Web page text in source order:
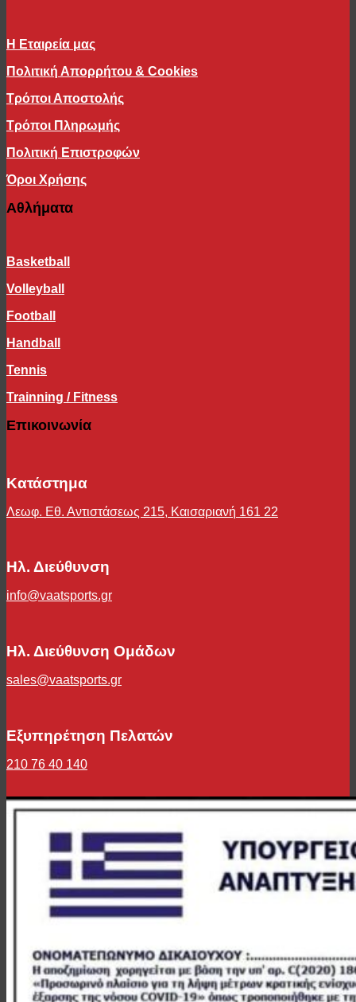
Η Εταιρεία μας
Πολιτική Απορρήτου & Cookies
Τρόποι Αποστολής
Τρόποι Πληρωμής
Πολιτική Επιστροφών
Όροι Χρήσης
Αθλήματα
Basketball
Volleyball
Football
Handball
Tennis
Trainning / Fitness
Επικοινωνία
Κατάστημα
Λεωφ. Εθ. Αντιστάσεως 215, Καισαριανή 161 22
Ηλ. Διεύθυνση
info@vaatsports.gr
Ηλ. Διεύθυνση Ομάδων
sales@vaatsports.gr
Εξυπηρέτηση Πελατών
210 76 40 140